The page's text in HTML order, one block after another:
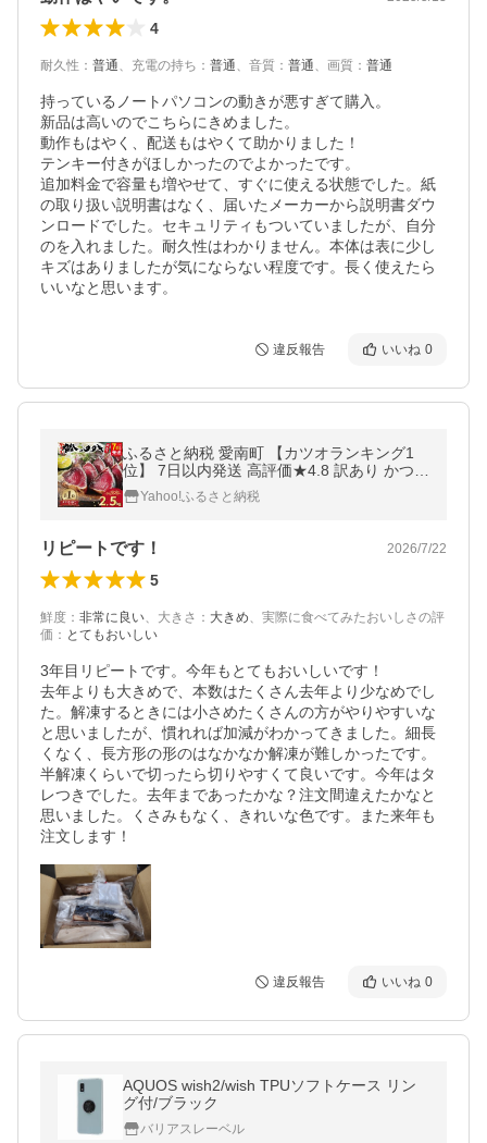
4
耐久性 ： 普通、 充電の持ち ： 普通、 音質 ： 普通、 画質 ： 普通
持っているノートパソコンの動きが悪すぎて購入。
新品は高いのでこちらにきめました。
動作もはやく、配送もはやくて助かりました！
テンキー付きがほしかったのでよかったです。
追加料金で容量も増やせて、すぐに使える状態でした。紙
の取り扱い説明書はなく、届いたメーカーから説明書ダウ
ンロードでした。セキュリティもついていましたが、自分
のを入れました。耐久性はわかりません。本体は表に少し
キズはありましたが気にならない程度です。長く使えたら
いいなと思います。
違反報告 いいね 0
ふるさと納税 愛南町 【カツオランキング1
位】 7日以内発送 高評価★4.8 訳あり かつお
のたたき 2.5kg
Yahoo!ふるさと納税
リピートです！ 2026/7/22
5
鮮度 ： 非常に良い、 大きさ ： 大きめ、 実際に食べてみたおいしさの評
価 ： とてもおいしい
3年目リピートです。今年もとてもおいしいです！
去年よりも大きめで、本数はたくさん去年より少なめでし
た。解凍するときには小さめたくさんの方がやりやすいな
と思いましたが、慣れれば加減がわかってきました。細長
くなく、長方形の形のはなかなか解凍が難しかったです。
半解凍くらいで切ったら切りやすくて良いです。今年はタ
レつきでした。去年まであったかな？注文間違えたかなと
思いました。くさみもなく、きれいな色です。また来年も
注文します！
違反報告 いいね 0
AQUOS wish2/wish TPUソフトケース リン
グ付/ブラック
バリアスレーベル